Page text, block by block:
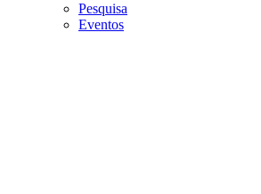
Pesquisa
Eventos